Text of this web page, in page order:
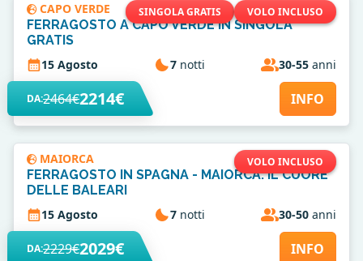
SINGOLA GRATIS VOLO INCLUSO
CAPO VERDE
FERRAGOSTO A CAPO VERDE IN SINGOLA
GRATIS
15 Agosto
7 notti 30-55 anni
DA:2464€2214€ INFO
VOLO INCLUSO
MAIORCA
FERRAGOSTO IN SPAGNA - MAIORCA: IL CUORE
DELLE BALEARI
15 Agosto
7 notti 30-50 anni
DA:2229€2029€ INFO